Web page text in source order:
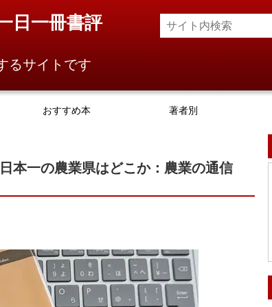
日一冊書評
るサイトです
おすすめ本 著者別
本一の農業県はどこか：農業の通信